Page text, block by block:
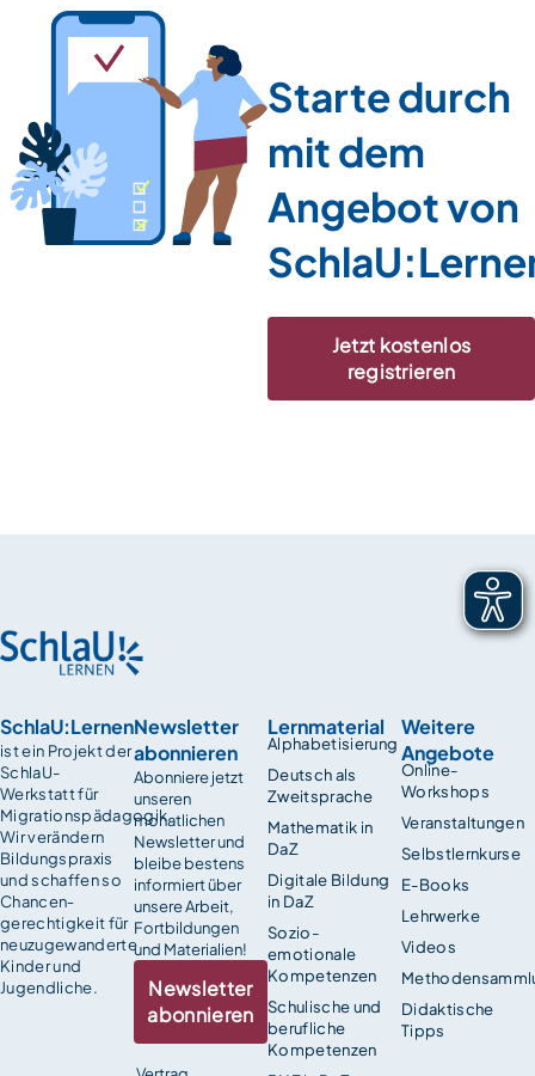
Starte durch
mit dem
Angebot von
Jetzt kostenlos
registrieren
SchlaU:Lernen
ist ein Projekt der
SchlaU-
Werkstatt für
Migrationspädagogik.
Wir verändern
Bildungspraxis
und schaffen so
Chancen­
gerechtigkeit für
neuzugewanderte
Kinder und
Jugendliche.
Lernmaterial
Alphabetisierung
Deutsch als
Zweitsprache
Mathematik in
DaZ
Digitale Bildung
in DaZ
Sozio-
emotionale
Kompetenzen
Schulische und
berufliche
Kompetenzen
Weitere
Angebote
Online-
Workshops
Veranstaltungen
Selbstlernkurse
E-Books
Lehrwerke
Videos
Didaktische
Tipps
Newsletter
abonnieren
Abonniere jetzt
unseren
monatlichen
Newsletter und
bleibe bestens
informiert über
unsere Arbeit,
Fortbildungen
und Materialien!
Newsletter
abonnieren